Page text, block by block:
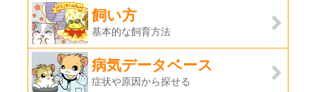
飼い方
基本的な飼育方法
病気データベース
症状や原因から探せる